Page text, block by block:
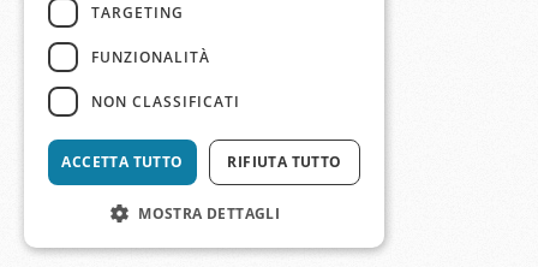
TARGETING
FUNZIONALITÀ
NON CLASSIFICATI
ACCETTA TUTTO RIFIUTA TUTTO
MOSTRA DETTAGLI